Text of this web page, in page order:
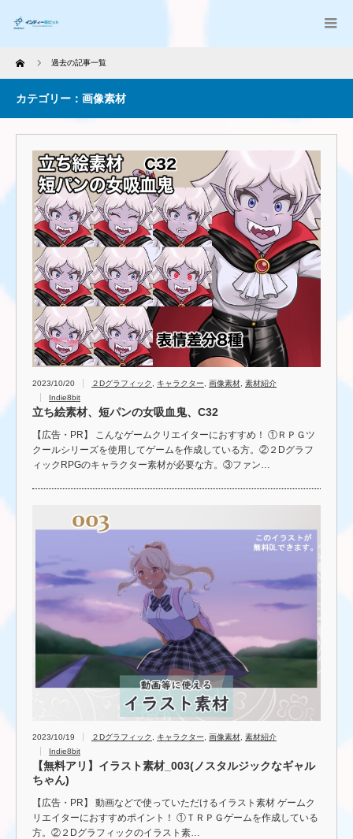
Home 過去の記事一覧
カテゴリー：画像素材
2023/10/20 ２Dグラフィック キャラクター 画像素材 素材紹介
Indie8bit
立ち絵素材、短パンの女吸血鬼、C32
【広告・PR】 こんなゲームクリエイターにおすすめ！ ①ＲＰＧツ
クールシリーズを使用してゲームを作成している方。②２Dグラフ
ィックRPGのキャラクター素材が必要な方。③ファン…
2023/10/19 ２Dグラフィック キャラクター 画像素材 素材紹介
Indie8bit
【無料アリ】イラスト素材_003(ノスタルジックなギャル
ちゃん)
【広告・PR】 動画などで使っていただけるイラスト素材 ゲームク
リエイターにおすすめポイント！ ①ＴＲＰＧゲームを作成している
方。②２Dグラフィックのイラスト素…